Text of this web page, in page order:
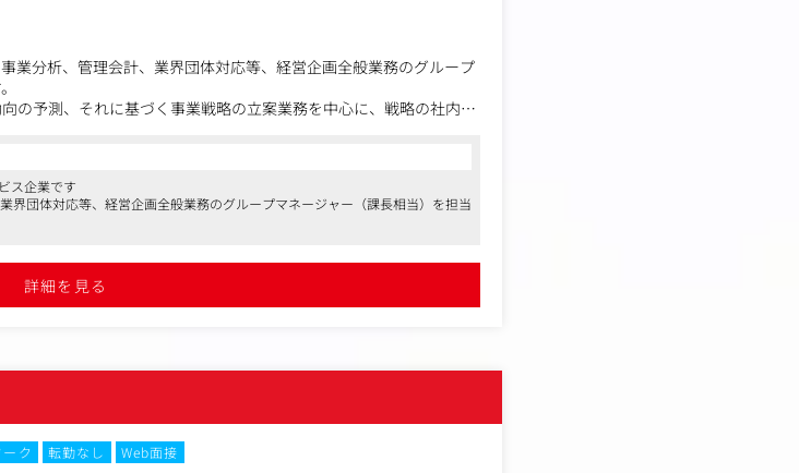
業分析、管理会計、業界団体対応等、経営企画全般業務のグループ
の予測、それに基づく事業戦略の立案業務を中心に、戦略の社内外
外関係部署との調整やチームメンバー（5名程度）の統括
日本証券業協会）
部門長が定めたその他の業務 等
ス企業です
団体対応等、経営企画全般業務のグループマネージャー（課長相当）を担当
詳細を見る
ク 転勤なし
Web面接